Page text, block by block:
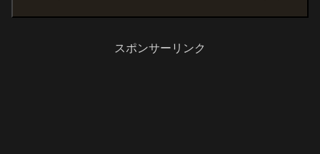
スポンサーリンク